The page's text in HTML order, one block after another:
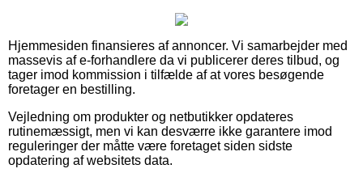
Hjemmesiden finansieres af annoncer. Vi samarbejder med
massevis af e-forhandlere da vi publicerer deres tilbud, og
tager imod kommission i tilfælde af at vores besøgende
foretager en bestilling.
Vejledning om produkter og netbutikker opdateres
rutinemæssigt, men vi kan desværre ikke garantere imod
reguleringer der måtte være foretaget siden sidste
opdatering af websitets data.